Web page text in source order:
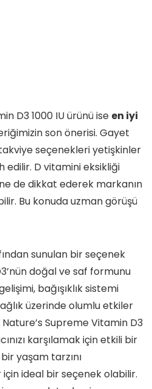
D3 1000 IU ürünü ise en iyi
son önerisi. Gayet
seçenekleri yetişkinler
edilir. D vitamini eksikliği
de dikkat ederek markanın
Bu konuda uzman görüşü
sunulan bir seçenek
doğal ve saf formunu
bağışıklık sistemi
üzerinde olumlu etkiler
Supreme Vitamin D3
karşılamak için etkili bir
yaşam tarzını
ideal bir seçenek olabilir.